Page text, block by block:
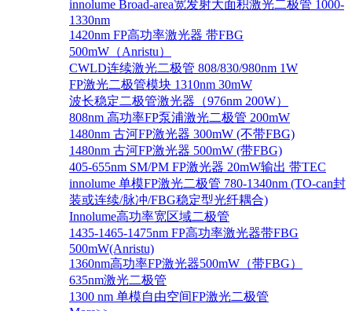
innolume Broad-area宽发射大面积激光二极管 1000-
1330nm
1420nm FP高功率激光器 带FBG
500mW（Anristu）
CWLD连续激光二极管 808/830/980nm 1W
FP激光二极管模块 1310nm 30mW
波长稳定二极管激光器（976nm 200W）
808nm 高功率FP泵浦激光二极管 200mW
1480nm 古河FP激光器 300mW (不带FBG)
1480nm 古河FP激光器 500mW (带FBG)
405-655nm SM/PM FP激光器 20mW输出 带TEC
innolume 单模FP激光二极管 780-1340nm (TO-can封
装或连续/脉冲/FBG稳定型光纤耦合)
Innolume高功率宽区域二极管
1435-1465-1475nm FP高功率激光器带FBG
500mW(Anristu)
1360nm高功率FP激光器500mW（带FBG）
635nm激光二极管
1300 nm 单模自由空间FP激光二极管